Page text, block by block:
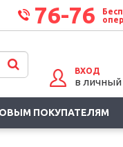
76-76
ВХОД
в
ПОКУПАТЕЛЯМ